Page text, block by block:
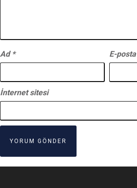
Ad * E-posta
İnternet sitesi